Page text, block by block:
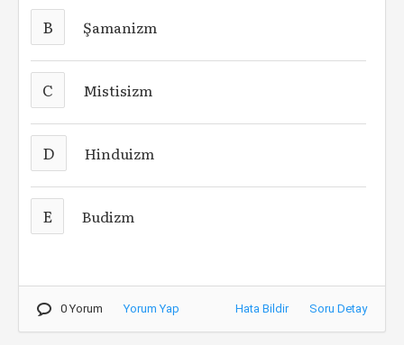
B Şamanizm
C Mistisizm
D Hinduizm
E Budizm
0 Yorum Yorum Yap Hata Bildir Soru Detay